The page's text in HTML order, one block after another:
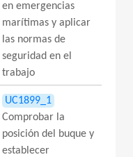
en emergencias
marítimas y aplicar
las normas de
seguridad en el
trabajo
UC1899_1
Comprobar la
posición del buque y
establecer